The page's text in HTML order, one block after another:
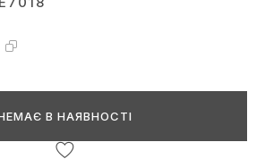
В НАЯВНОСТІ